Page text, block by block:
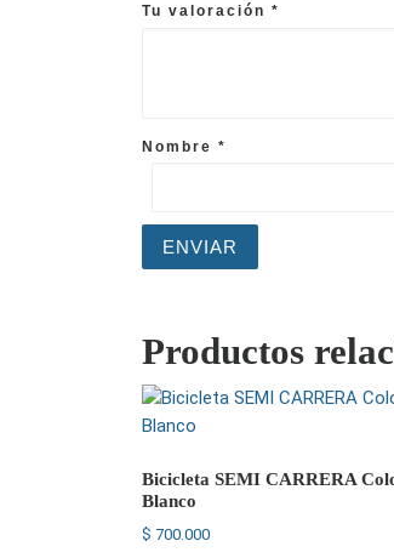
Tu valoración *
Nombre *
Productos
Bicicleta SEMI CARRERA
Blanco
$ 700.000